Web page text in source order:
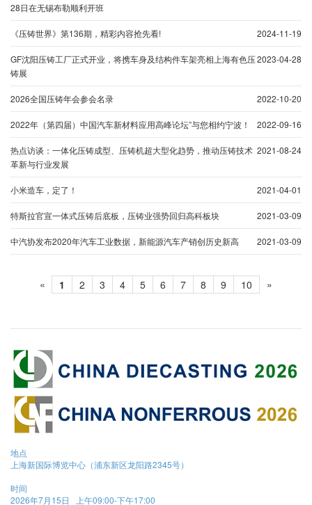
28日在无锡布勒顺利开班
2024-11-19
《压铸世界》第136期，精彩内容抢先看!
2023-04-28
GF沈阳压铸工厂正式开业，将携车身及结构件车架亮相上海有色压
铸展
2022-10-20
2026全国压铸年会参会名录
2022-09-16
2022年（第四届）中国汽车新材料应用高峰论坛”与您相约宁波！
2021-08-24
热点访谈：一体化压铸成型、压铸机超大型化趋势，推动压铸技术
革新与行业发展
2021-04-01
小米造车，定了！
2021-03-09
特斯拉官宣一体式压铸后底板，压铸业强势回归高科板块
2021-03-09
中汽协发布2020年汽车工业数据，新能源汽车产销创历史新高
« 1 2 3 4 5 6 7 8 9 10 »
地点
上海新国际博览中心（浦东新区龙阳路2345号）
时间
2026年7月15日 上午09:00-下午17:00